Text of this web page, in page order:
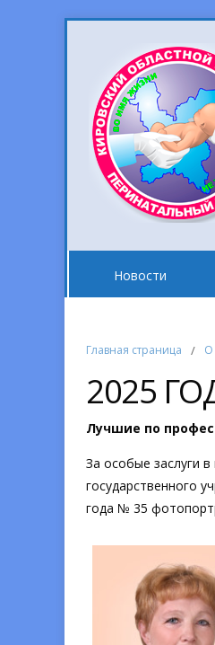
Новости
Главная страница / О
2025
Лучшие по
За особые заслуги
государственного
года № 35